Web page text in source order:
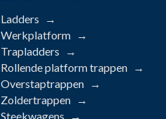
Ladders
Werkplatform
Trapladders
Rollende platform trappen
Overstaptrappen
Zoldertrappen
Steekwagens